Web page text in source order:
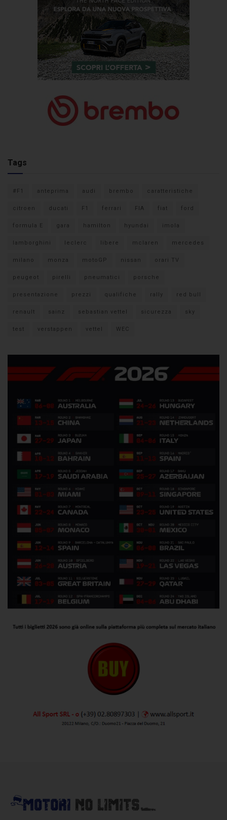
Tags
#F1 anteprima audi brembo caratteristiche
citroen ducati F1 ferrari FIA fiat ford
formula E gara hamilton hyundai imola
lamborghini leclerc libere mclaren mercedes
milano monza motoGP nissan orari TV
peugeot pirelli pneumatici porsche
presentazione prezzi qualifiche rally red bull
renault sainz sebastian vettel sicurezza sky
test verstappen vettel WEC